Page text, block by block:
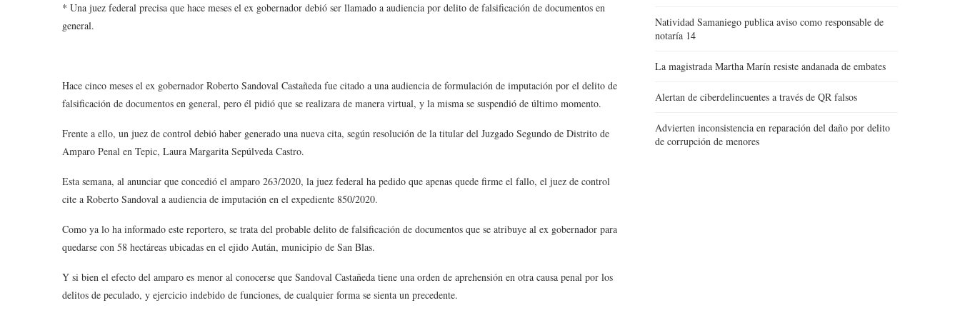
* Una juez federal precisa que hace meses el ex gobernador debió ser llamado a audiencia por delito de falsificación de documentos en
general.
Hace cinco meses el ex gobernador Roberto Sandoval Castañeda fue citado a una audiencia de formulación de imputación por el delito de
falsificación de documentos en general, pero él pidió que se realizara de manera virtual, y la misma se suspendió de último momento.
Frente a ello, un juez de control debió haber generado una nueva cita, según resolución de la titular del Juzgado Segundo de Distrito de
Amparo Penal en Tepic, Laura Margarita Sepúlveda Castro.
Esta semana, al anunciar que concedió el amparo 263/2020, la juez federal ha pedido que apenas quede firme el fallo, el juez de control
cite a Roberto Sandoval a audiencia de imputación en el expediente 850/2020.
Como ya lo ha informado este reportero, se trata del probable delito de falsificación de documentos que se atribuye al ex gobernador para
quedarse con 58 hectáreas ubicadas en el ejido Aután, municipio de San Blas.
Y si bien el efecto del amparo es menor al conocerse que Sandoval Castañeda tiene una orden de aprehensión en otra causa penal por los
delitos de peculado, y ejercicio indebido de funciones, de cualquier forma se sienta un precedente.
Natividad Samaniego publica aviso como responsable de
notaría 14
La magistrada Martha Marín resiste andanada de embates
Alertan de ciberdelincuentes a través de QR falsos
Advierten inconsistencia en reparación del daño por delito
de corrupción de menores